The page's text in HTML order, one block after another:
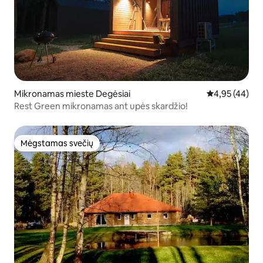
Mikronamas mieste Degėsiai Vidutinis
4,95 (44)
Rest Green mikronamas ant upės skardžio!
Mėgstamas svečių
Mėgstamas svečių